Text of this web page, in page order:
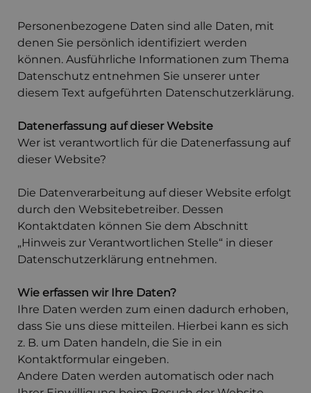
Personenbezogene Daten sind alle Daten, mit
denen Sie persönlich identifiziert werden
können. Ausführliche Informationen zum Thema
Datenschutz entnehmen Sie unserer unter
diesem Text aufgeführten Datenschutzerklärung.
Datenerfassung auf dieser Website
Wer ist verantwortlich für die Datenerfassung auf
dieser Website?
Die Datenverarbeitung auf dieser Website erfolgt
durch den Websitebetreiber. Dessen
Kontaktdaten können Sie dem Abschnitt
„Hinweis zur Verantwortlichen Stelle“ in dieser
Datenschutzerklärung entnehmen.
Wie erfassen wir Ihre Daten?
Ihre Daten werden zum einen dadurch erhoben,
dass Sie uns diese mitteilen. Hierbei kann es sich
z. B. um Daten handeln, die Sie in ein
Kontaktformular eingeben.
Andere Daten werden automatisch oder nach